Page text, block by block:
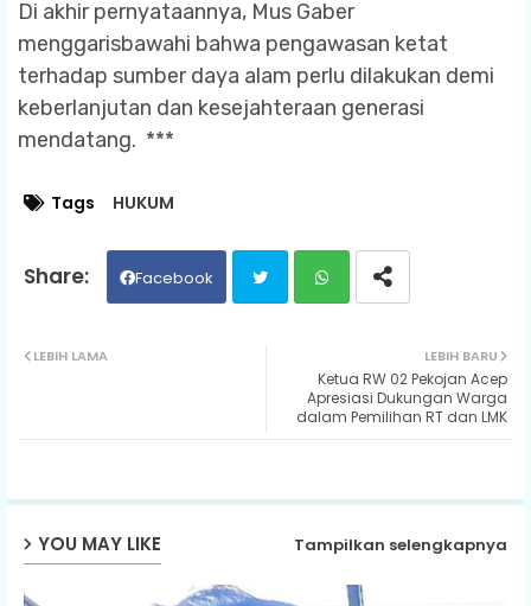
Di akhir pernyataannya, Mus Gaber
menggarisbawahi bahwa pengawasan ketat
terhadap sumber daya alam perlu dilakukan demi
keberlanjutan dan kesejahteraan generasi
mendatang. ***
Tags HUKUM
Facebook
ats
LEBIH BARU
Ketua RW 02 Pekojan Acep
Apresiasi Dukungan Warga
dalam Pemilihan RT dan LMK
LEBIH LAMA
YOU MAY LIKE Tampilkan selengkapnya